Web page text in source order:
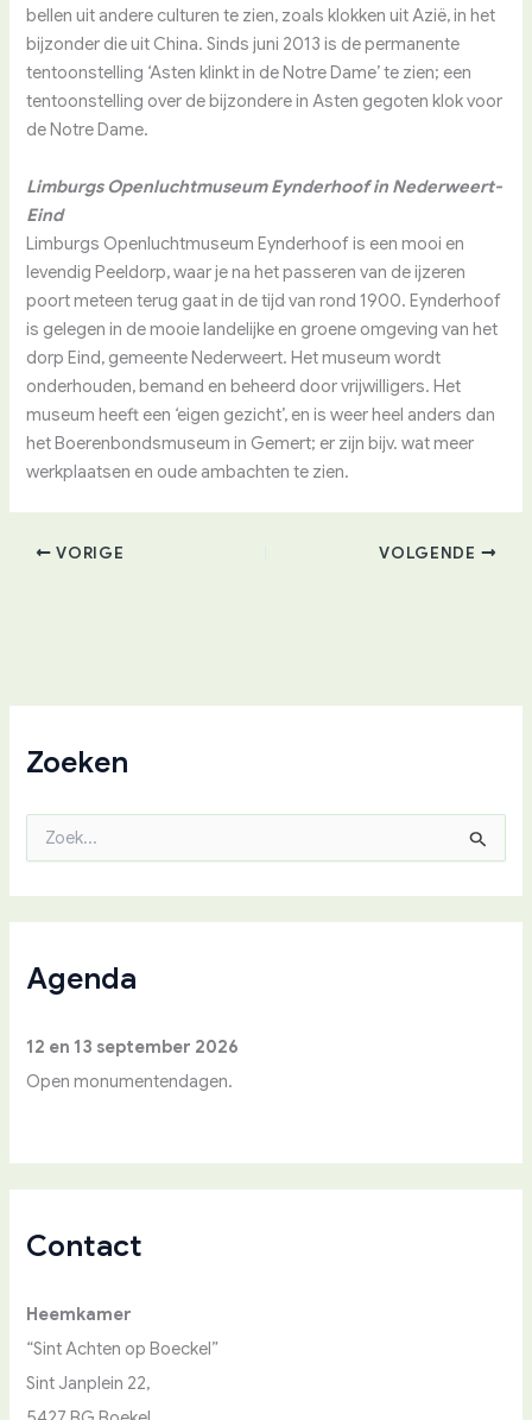
bellen uit andere culturen te zien, zoals klokken uit Azië, in het
bijzonder die uit China. Sinds juni 2013 is de permanente
tentoonstelling ‘Asten klinkt in de Notre Dame’ te zien; een
tentoonstelling over de bijzondere in Asten gegoten klok voor
de Notre Dame.
Limburgs Openluchtmuseum Eynderhoof in Nederweert-
Eind
Limburgs Openluchtmuseum Eynderhoof is een mooi en
levendig Peeldorp, waar je na het passeren van de ijzeren
poort meteen terug gaat in de tijd van rond 1900. Eynderhoof
is gelegen in de mooie landelijke en groene omgeving van het
dorp Eind, gemeente Nederweert. Het museum wordt
onderhouden, bemand en beheerd door vrijwilligers. Het
museum heeft een ‘eigen gezicht’, en is weer heel anders dan
het Boerenbondsmuseum in Gemert; er zijn bijv. wat meer
werkplaatsen en oude ambachten te zien.
VORIGE VOLGENDE
Zoeken
k
n
a
rAgenda
12 en 13 september 2026
Open monumentendagen.
Contact
Heemkamer
“Sint Achten op Boeckel”
Sint Janplein 22,